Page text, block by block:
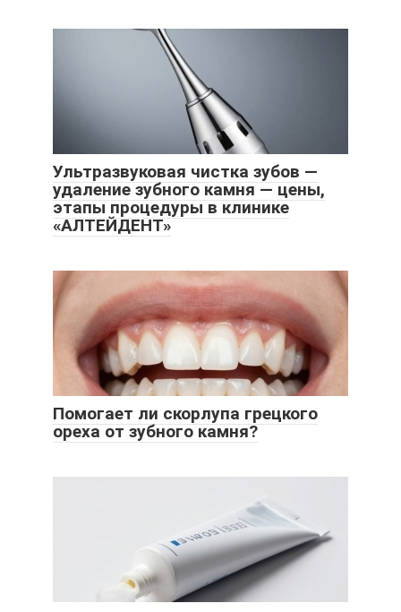
Ультразвуковая чистка зубов —
удаление зубного камня — цены,
этапы процедуры в клинике
«АЛТЕЙДЕНТ»
Помогает ли скорлупа грецкого
ореха от зубного камня?